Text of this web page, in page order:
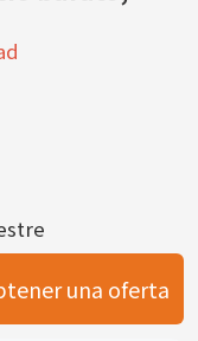
una oferta